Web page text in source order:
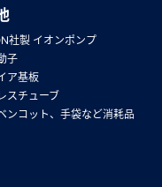
社製 イオンポンプ
子
ア基板
スチューブ
ンコット、手袋など消耗品